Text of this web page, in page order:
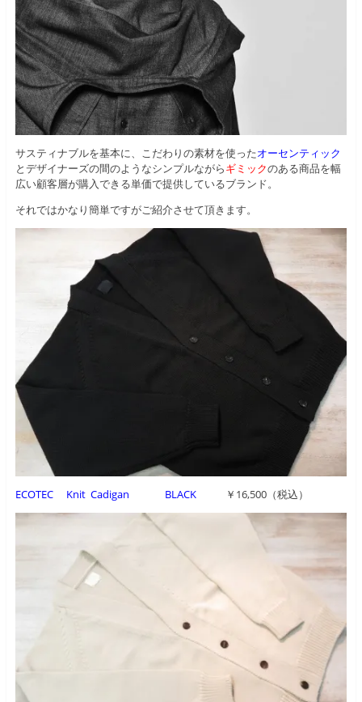
サスティナブルを基本に、こだわりの素材を使ったオーセンティック
とデザイナーズの間のようなシンプルながらギミックのある商品を幅
広い顧客層が購入できる単価で提供しているブランド。
それではかなり簡単ですがご紹介させて頂きます。
ECOTEC Knit Cadigan BLACK ￥16,500（税込）